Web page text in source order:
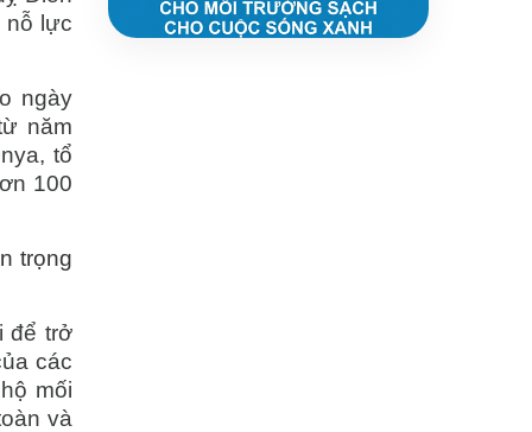
nỗ lực
ngày
năm
tổ
100
trọng
để trở
các
mối
và